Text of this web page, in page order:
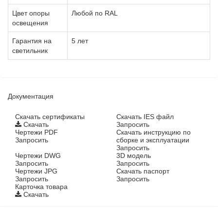
Цвет опоры
освещения
Любой по RAL
Гарантия на
светильник
5 лет
Документация
Cкачать сертификаты
Скачать
Скачать IES файл
Запросить
Чертежи PDF
Запросить
Скачать инструкцию по
сборке и эксплуатации
Запросить
Чертежи DWG
Запросить
3D модель
Запросить
Чертежи JPG
Запросить
Скачать паспорт
Запросить
Карточка товара
Скачать